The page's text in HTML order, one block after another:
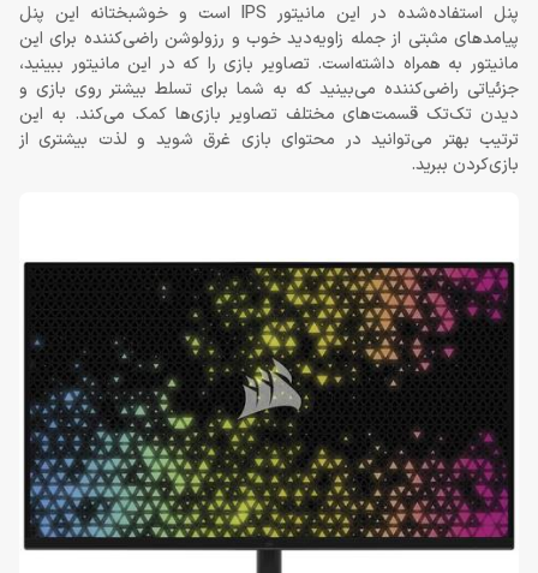
پنل استفاده‌شده در این مانیتور IPS است و خوشبختانه این پنل
پیامدهای مثبتی از جمله زاویه‌دید خوب و رزولوشن راضی‌کننده برای این
مانیتور به همراه داشته‌است. تصاویر بازی را که در این مانیتور ببینید،
جزئیاتی راضی‌کننده می‌بینید که به شما برای تسلط بیشتر روی بازی و
دیدن تک‌تک قسمت‌های مختلف تصاویر بازی‌ها کمک می‌کند. به این
ترتیب بهتر می‌توانید در محتوای بازی غرق شوید و لذت بیشتری از
بازی‌کردن ببرید.